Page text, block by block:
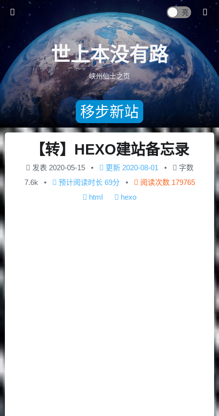
世上本没有路
峡州仙士之页
移步新站
【转】HEXO建站备忘录
发表 2020-05-15 更新 2020-08-01
字数
7.6k
预计阅读时长 69分 阅读次数 179765
html
hexo